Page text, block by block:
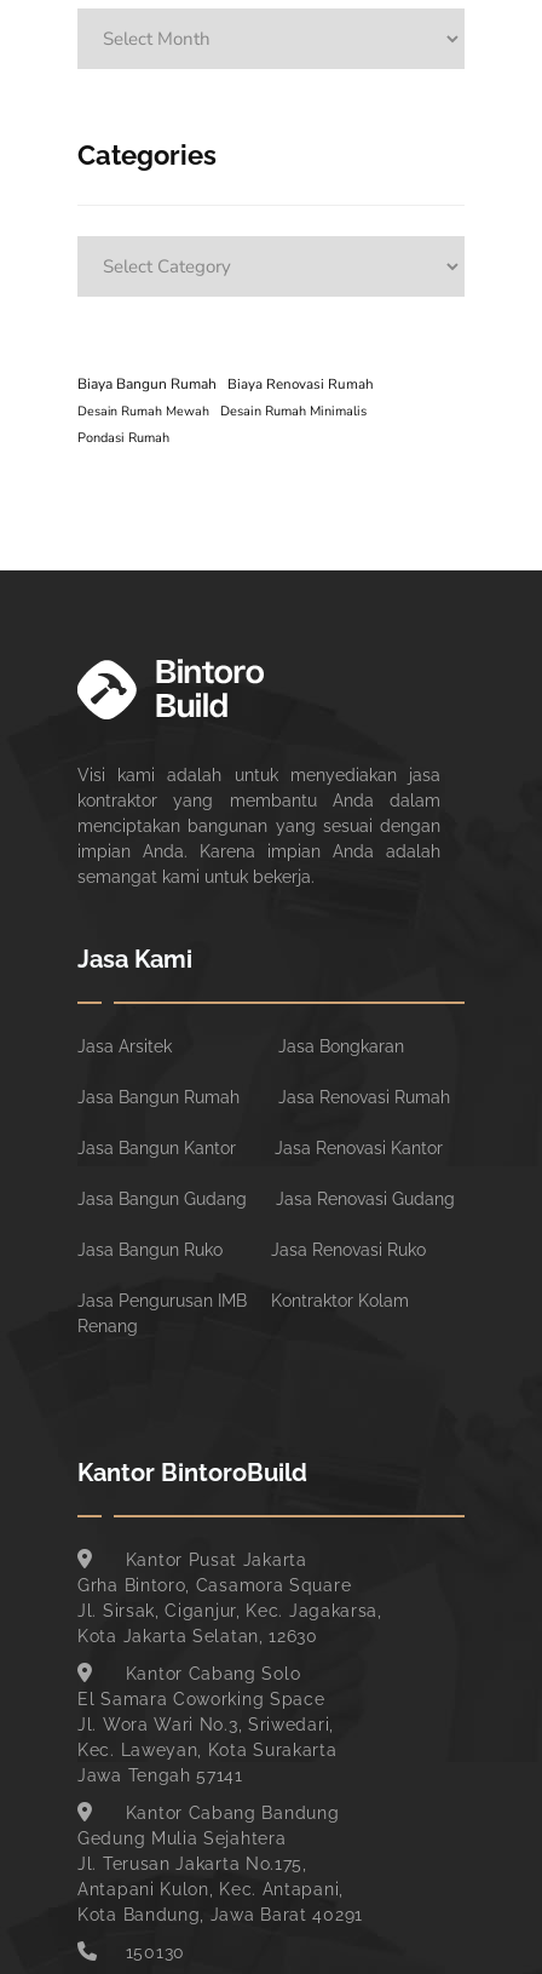
Categories
Biaya Bangun Rumah Biaya Renovasi Rumah
Desain Rumah Mewah
Desain Rumah Minimalis
Pondasi Rumah
Visi kami adalah untuk menyediakan jasa
kontraktor yang membantu Anda dalam
menciptakan bangunan yang sesuai dengan
impian Anda. Karena impian Anda adalah
semangat kami untuk bekerja.
Jasa Kami
Jasa Arsitek Jasa Bongkaran
Jasa Bangun Rumah Jasa Renovasi Rumah
Jasa Bangun Kantor Jasa Renovasi Kantor
Jasa Bangun Gudang Jasa Renovasi Gudang
Jasa Bangun Ruko Jasa Renovasi Ruko
Jasa Pengurusan IMB
Kontraktor Kolam
Renang
Kantor BintoroBuild
Kantor Pusat Jakarta
Grha Bintoro, Casamora Square
Jl. Sirsak, Ciganjur, Kec. Jagakarsa,
Kota Jakarta Selatan, 12630
Kantor Cabang Solo
El Samara Coworking Space
Jl. Wora Wari No.3, Sriwedari,
Kec. Laweyan, Kota Surakarta
Jawa Tengah 57141
Kantor Cabang Bandung
Gedung Mulia Sejahtera
Jl. Terusan Jakarta No.175,
Antapani Kulon, Kec. Antapani,
Kota Bandung, Jawa Barat 40291
150130